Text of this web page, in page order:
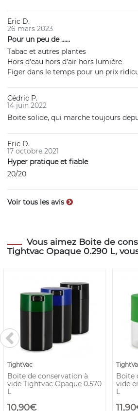
Eric D.
26 mars 2023
Pour un peu de ……
Tabac et autres plantes
Hors d’eau hors d’air hors lumière
Figer dans le temps pour un prix
Cédric P.
14 juin 2022
Boite solide, qui marche toujours
Eric D.
17 octobre 2021
Hyper pratique et fiable
20/20
Voir tous les avis
Vous aimez Boite de
Tightvac Opaque 0.290 L,
TightVac
Boite de conservation à
vide Tightvac Opaque 0.570
L
10,90€
Boite
vide
L